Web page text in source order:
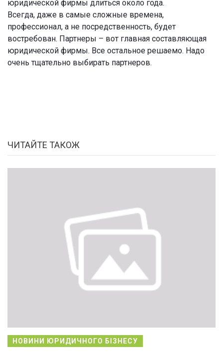
юридической фирмы длиться около года.
Всегда, даже в самые сложные времена,
профессионал, а не посредственность, будет
востребован. Партнеры – вот главная составляющая
юридической фирмы. Все остальное решаемо. Надо
очень тщательно выбирать партнеров.
ЧИТАЙТЕ ТАКОЖ
НОВИНИ ЮРИДИЧНОГО БІЗНЕСУ